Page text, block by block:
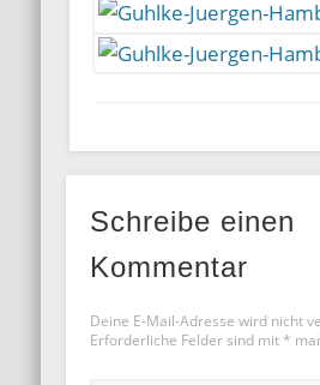
Schreibe einen
Kommentar
Deine E-Mail-Adresse wird nicht
Erforderliche Felder sind mit *